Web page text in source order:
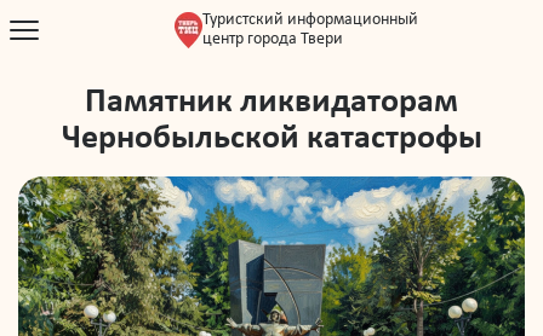
Туристский информационный
центр города Твери
Памятник ликвидаторам
Чернобыльской катастрофы